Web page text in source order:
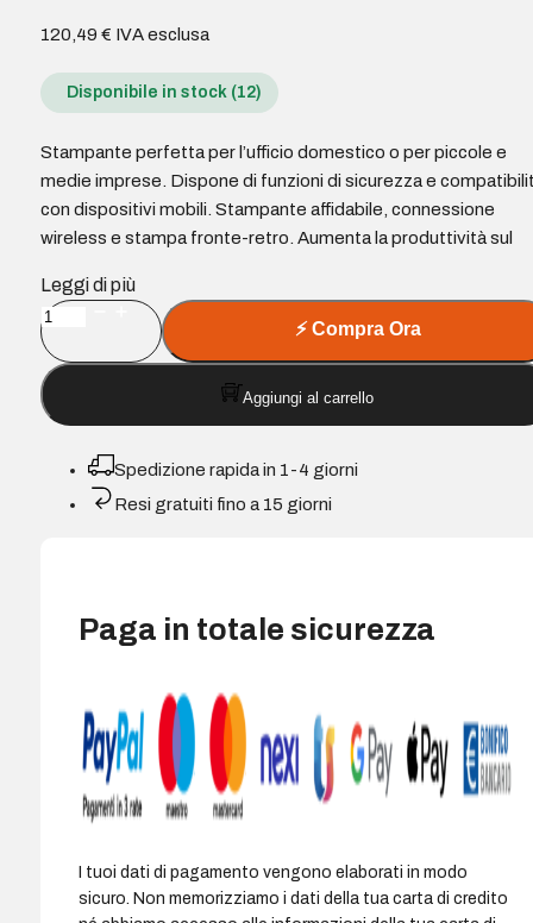
120,49 € IVA esclusa
Disponibile in stock (12)
Stampante perfetta per l’ufficio domestico o per piccole e
medie imprese. Dispone di funzioni di sicurezza e
con dispositivi mobili. Stampante affidabile, connessione
wireless e stampa fronte-retro. Aumenta la produttività sul
Leggi di più
Xerox
B230
Stampante
laser
monocromatica
fronte/retro
⚡Compra Ora
Aggiungi al carrello
Spedizione rapida in 1-4 giorni
Resi gratuiti fino a 15 giorni
Paga in totale sicurezza
I tuoi dati di pagamento vengono elaborati in modo
sicuro. Non memorizziamo i dati della tua carta di credito